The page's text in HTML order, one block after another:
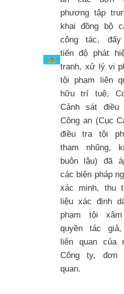
phương tập
khai đồng bộ
công tác, đẩy
tiến độ phát
tranh, xử lý vi
tội phạm liên
hữu trí tuệ,
Cảnh sát điều
Công an (Cục
điều tra tội
tham nhũng,
buôn lậu) đã
các biện pháp
xác minh, thu
liệu xác định
phạm tội
quyền tác giả,
liên quan của
Công ty, đơn
quan.